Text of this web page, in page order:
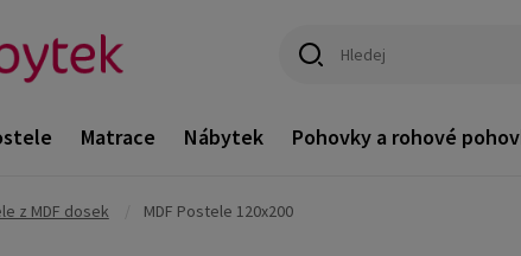
Matrace Nábytek Pohovky a rohové
z MDF dosek MDF Postele 120x200